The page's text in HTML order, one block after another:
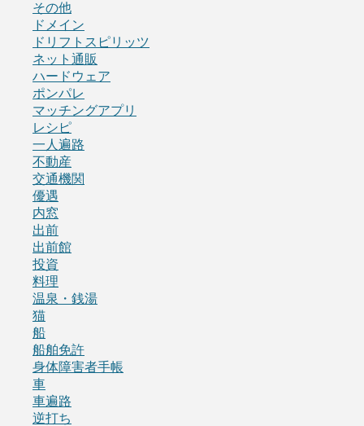
その他
ドメイン
ドリフトスピリッツ
ネット通販
ハードウェア
ポンパレ
マッチングアプリ
レシピ
一人遍路
不動産
交通機関
優遇
内窓
出前
出前館
投資
料理
温泉・銭湯
猫
船
船舶免許
身体障害者手帳
車
車遍路
逆打ち